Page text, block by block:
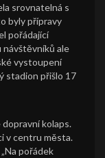
srovnatelná s
byly přípravy
pořádající
ale
vystoupení
stadion přišlo 17
kolaps.
v centru města.
pořádek